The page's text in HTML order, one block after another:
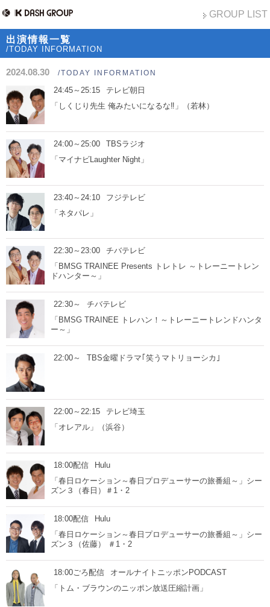
GROUP LIST
出演情報一覧
/TODAY INFORMATION
2024.08.30 /TODAY INFORMATION
24:45～25:15
テレビ朝日
「しくじり先生 俺みたいになるな‼」（若林）
24:00～25:00
TBSラジオ
「マイナビLaughter Night」
23:40～24:10
フジテレビ
「ネタパレ」
22:30～23:00
チバテレビ
「BMSG TRAINEE Presents トレトレ ～トレーニートレン
ドハンター～」
22:30～
チバテレビ
「BMSG TRAINEE トレハン！～トレーニートレンドハンタ
ー～」
22:00～ TBS金曜ドラマ｢笑うマトリョーシカ｣
22:00～22:15
テレビ埼玉
「オレアル」（浜谷）
18:00配信
Hulu
「春日ロケーション～春日プロデューサーの旅番組～」シー
ズン３（春日）＃1・2
18:00配信
Hulu
「春日ロケーション～春日プロデューサーの旅番組～」シー
ズン３（佐藤） ＃1・2
18:00ごろ配信
オールナイトニッポンPODCAST
「トム・ブラウンのニッポン放送圧縮計画」